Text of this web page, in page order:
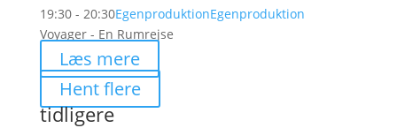
19:30 - 20:30EgenproduktionEgenproduktion
Voyager - En Rumrejse
Læs mere
Hent flere
tidligere